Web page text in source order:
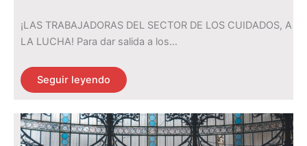
¡LAS TRABAJADORAS DEL SECTOR DE LOS CUIDADOS, A
LA LUCHA! Para dar salida a los…
Seguir leyendo